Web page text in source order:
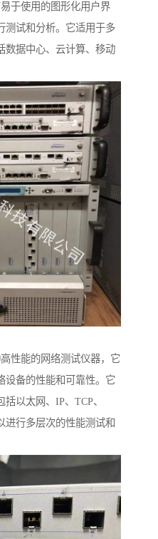
于使用的图形化用户界
测试和分析。它适用于多
数据中心、云计算、移动
性能的网络测试仪器，它
设备的性能和可靠性。它
以太网、IP、TCP、
进行多层次的性能测试和